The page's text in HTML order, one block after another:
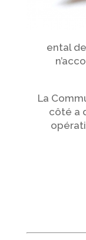
ental
La
côté a